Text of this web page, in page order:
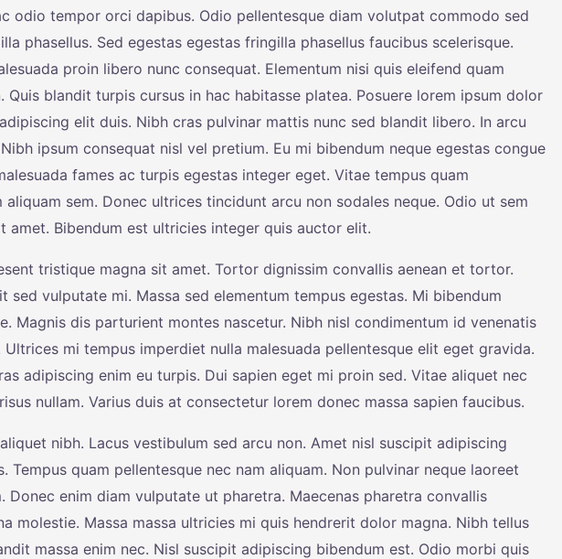
odio tempor orci dapibus. Odio pellentesque diam volutpat commodo sed
phasellus. Sed egestas egestas fringilla phasellus faucibus scelerisque.
proin libero nunc consequat. Elementum nisi quis eleifend quam
Quis blandit turpis cursus in hac habitasse platea. Posuere lorem ipsum dolor
elit duis. Nibh cras pulvinar mattis nunc sed blandit libero. In arcu
ipsum consequat nisl vel pretium. Eu mi bibendum neque egestas congue
fames ac turpis egestas integer eget. Vitae tempus quam
aliquam sem. Donec ultrices tincidunt arcu non sodales neque. Odio ut sem
amet. Bibendum est ultricies integer quis auctor elit.
tristique magna sit amet. Tortor dignissim convallis aenean et tortor.
sed vulputate mi. Massa sed elementum tempus egestas. Mi bibendum
Magnis dis parturient montes nascetur. Nibh nisl condimentum id venenatis
mi tempus imperdiet nulla malesuada pellentesque elit eget gravida.
adipiscing enim eu turpis. Dui sapien eget mi proin sed. Vitae aliquet nec
nullam. Varius duis at consectetur lorem donec massa sapien faucibus.
nibh. Lacus vestibulum sed arcu non. Amet nisl suscipit adipiscing
Tempus quam pellentesque nec nam aliquam. Non pulvinar neque laoreet
Donec enim diam vulputate ut pharetra. Maecenas pharetra convallis
molestie. Massa massa ultricies mi quis hendrerit dolor magna. Nibh tellus
massa enim nec. Nisl suscipit adipiscing bibendum est. Odio morbi quis